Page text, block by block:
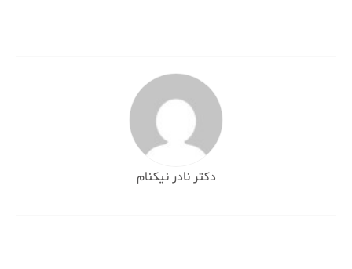
دکتر نادر نیکنام